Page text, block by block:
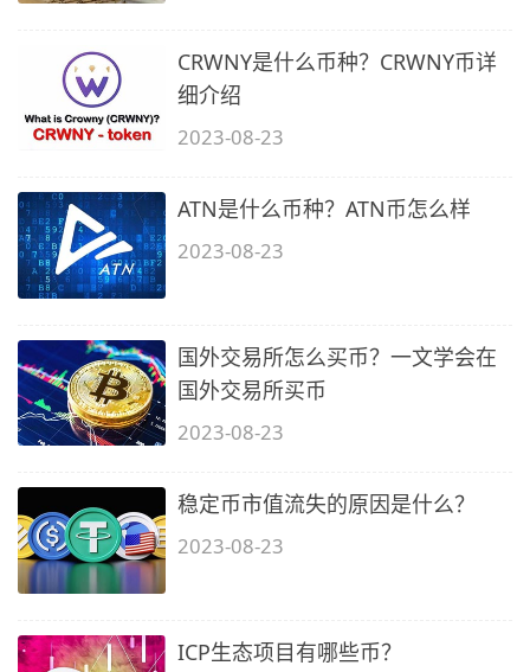
CRWNY是什么币种？CRWNY币详
细介绍
2023-08-23
ATN是什么币种？ATN币怎么样
2023-08-23
国外交易所怎么买币？一文学会在
国外交易所买币
2023-08-23
稳定币市值流失的原因是什么？
2023-08-23
ICP生态项目有哪些币？